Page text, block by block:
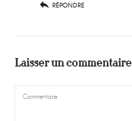
RÉPONDRE
Laisser un commentaire